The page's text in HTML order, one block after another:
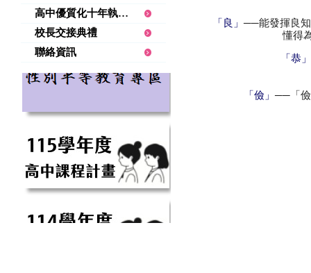
高中優質化十年執行績優
校長交接典禮
聯絡資訊
「良」 ──能發揮良
懂得
「恭」
「儉」 ──「儉